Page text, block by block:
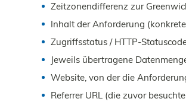
Zeitzonendifferenz zur
Inhalt der Anforderung
Zugriffsstatus / HTTP-
Jeweils übertragene
Website, von der die
Referrer URL (die zuvor